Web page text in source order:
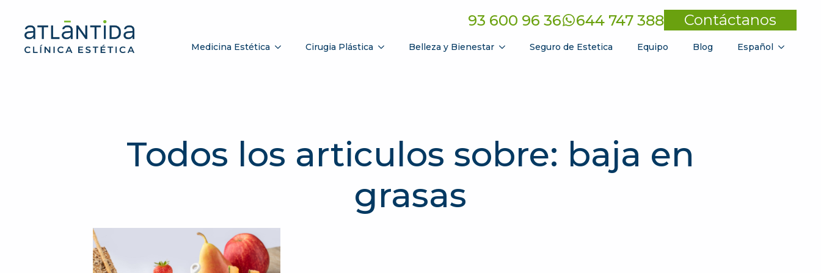
93 600 96 36 644 747 388 Contáctanos
Medicina Estética Cirugia Plástica Belleza y Bienestar Seguro de Estetica Equipo Blog Español
Todos los articulos sobre: baja en
grasas